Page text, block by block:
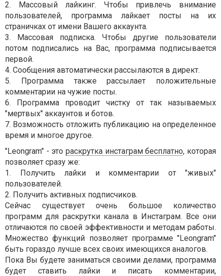
2. Массовый лайкинг. Чтобы привлечь внимание
пользователей, программа лайкает посты на их
страничках от имени Вашего аккаунта.
3. Массовая подписка. Чтобы другие пользователи
потом подписались на Вас, программа подписывается
первой.
4. Сообщения автоматически рассылаются в директ.
5. Программа также рассылает положительные
комментарии на чужие посты.
6. Программа проводит чистку от так называемых
"мертвых" аккаунтов и ботов.
7. Возможность отложить публикацию на определенное
время и многое другое.
"Leongram" - это раскрутка инстаграм бесплатно, которая
позволяет сразу же:
1. Получить лайки и комментарии от "живых"
пользователей.
2. Получить активных подписчиков.
Сейчас существует очень большое количество
программ для раскрутки канала в Инстаграм. Все они
отличаются по своей эффективности и методам работы.
Множество функций позволяет программе "Leongram"
быть гораздо лучше всех своих имеющихся аналогов.
Пока Вы будете заниматься своими делами, программа
будет ставить лайки и писать комментарии,